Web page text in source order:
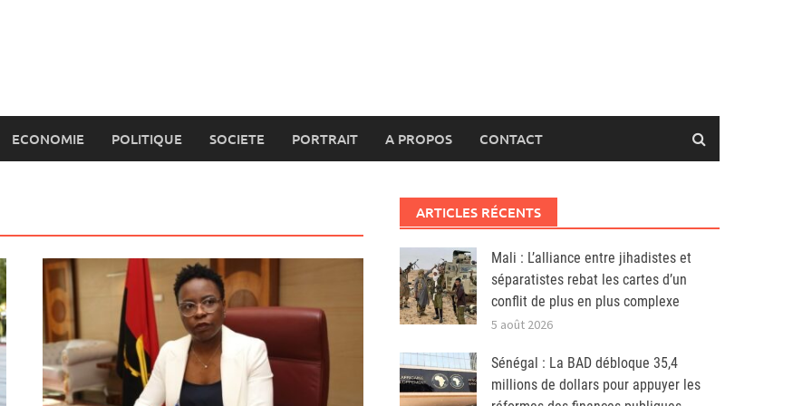
ECONOMIE POLITIQUE SOCIETE PORTRAIT A PROPOS CONTACT
ARTICLES RÉCENTS
Mali : L’alliance entre jihadistes et
séparatistes rebat les cartes d’un
conflit de plus en plus complexe
5 août 2026
Sénégal : La BAD débloque 35,4
millions de dollars pour appuyer les